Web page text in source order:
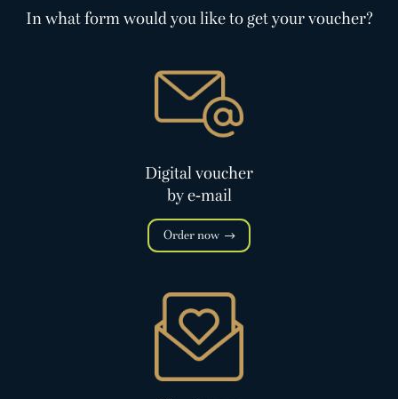
In what form would you like to get your voucher?
Digital voucher
by e-mail
Order now